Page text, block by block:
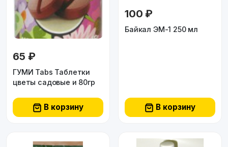
65 ₽
ГУМИ Tabs Таблетки
цветы садовые и 80гр
В корзину
100 ₽
Байкал ЭМ-1 250 мл
В корзину